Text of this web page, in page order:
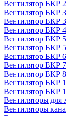
Вентилятор ВКР
Вентилятор ВКР
Вентилятор ВКР
Вентилятор ВКР 4
Вентилятор ВКР 5
Вентилятор ВКР
Вентилятор ВКР
Вентилятор ВКР
Вентилятор ВКР 8
Вентилятор ВКР
Вентилятор ВКР
Вентиляторы
Вентиляторы